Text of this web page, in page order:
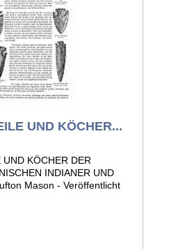
UND KÖCHER...
KÖCHER DER
INDIANER UND
Mason - Veröffentlicht
Thema dar.